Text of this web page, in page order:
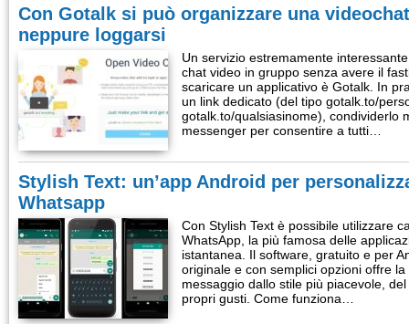
Con Gotalk si può organizzare una
neppure loggarsi
Un servizio estremamente
chat video in gruppo senza avere il
scaricare un applicativo è Gotalk. In
un link dedicato (del tipo gotalk.to/
gotalk.to/qualsiasinome), condividerlo
messenger per consentire a tutti…
Stylish Text: un’app Android per
Whatsapp
Con Stylish Text è possibile utilizzare
WhatsApp, la più famosa delle
istantanea. Il software, gratuito e per
originale e con semplici opzioni offre
messaggio dallo stile più piacevole,
propri gusti. Come funziona…